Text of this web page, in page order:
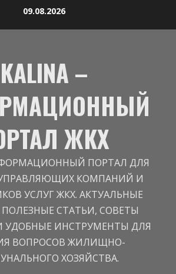
09.08.2026
KALINA –
ЖКХ
ПОРТАЛ ДЛЯ
КОМПАНИЙ И
УСЛУГ ЖКХ. АКТУАЛЬНЫЕ
СТАТЬИ, СОВЕТЫ
УДОБНЫЕ ИНСТРУМЕНТЫ ДЛЯ
ВОПРОСОВ ЖИЛИЩНО-
ХОЗЯЙСТВА.